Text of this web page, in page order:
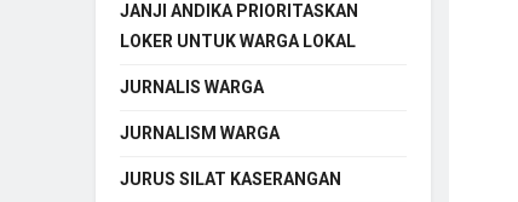
JANJI ANDIKA PRIORITASKAN
LOKER UNTUK WARGA LOKAL
JURNALIS WARGA
JURNALISM WARGA
JURUS SILAT KASERANGAN